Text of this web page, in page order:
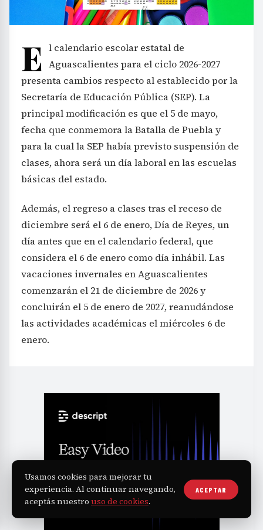
E l calendario escolar estatal de
Aguascalientes para el ciclo 2026-2027
presenta cambios respecto al establecido por la
Secretaría de Educación Pública (SEP). La
principal modificación es que el 5 de mayo,
fecha que conmemora la Batalla de Puebla y
para la cual la SEP había previsto suspensión de
clases, ahora será un día laboral en las escuelas
básicas del estado.
Además, el regreso a clases tras el receso de
diciembre será el 6 de enero, Día de Reyes, un
día antes que en el calendario federal, que
considera el 6 de enero como día inhábil. Las
vacaciones invernales en Aguascalientes
comenzarán el 21 de diciembre de 2026 y
concluirán el 5 de enero de 2027, reanudándose
las actividades académicas el miércoles 6 de
enero.
Usamos cookies para mejorar tu
experiencia. Al continuar navegando,
aceptás nuestro uso de cookies.
ACEPTAR